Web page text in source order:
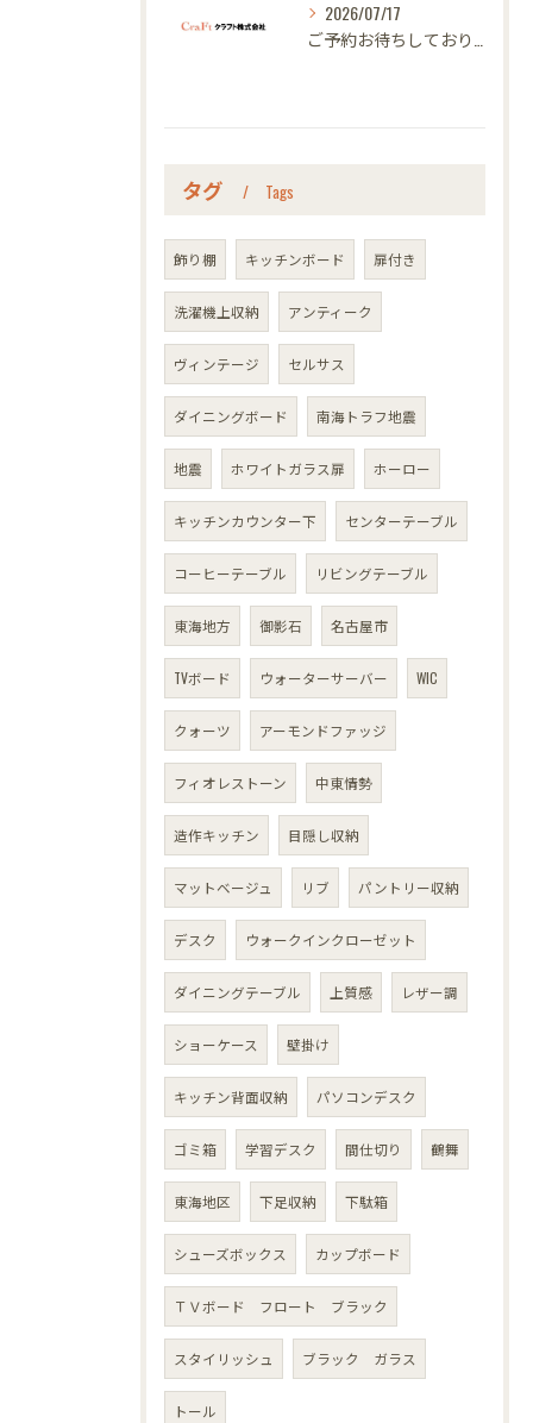
2026/07/17
タグ Tags
飾り棚 キッチンボード 扉付き
洗濯機上収納 アンティーク
ヴィンテージ セルサス
ダイニングボード 南海トラフ地震
地震 ホワイトガラス扉 ホーロー
キッチンカウンター下 センターテーブル
コーヒーテーブル リビングテーブル
東海地方 御影石 名古屋市
TVボード ウォーターサーバー WIC
クォーツ アーモンドファッジ
フィオレストーン 中東情勢
造作キッチン 目隠し収納
マットベージュ リブ パントリー収納
デスク ウォークインクローゼット
ダイニングテーブル 上質感 レザー調
ショーケース 壁掛け
キッチン背面収納 パソコンデスク
ゴミ箱 学習デスク 間仕切り 鶴舞
東海地区 下足収納 下駄箱
シューズボックス カップボード
ＴＶボード フロート ブラック
スタイリッシュ ブラック ガラス
トール